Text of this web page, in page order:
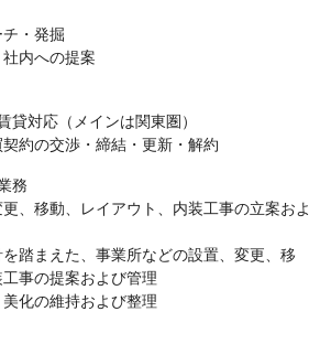
・発掘
内への提案
貸対応（メインは関東圏）
約の交渉・締結・更新・解約
務
、移動、レイアウト、内装工事の立案およ
踏まえた、事業所などの設置、変更、移
事の提案および管理
化の維持および整理